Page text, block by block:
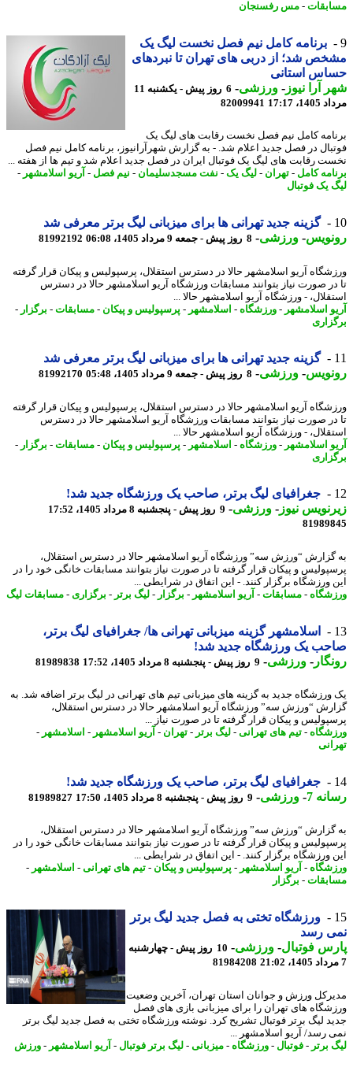
-مس رفسنجان
برنامه کامل نیم فصل نخست لیگ یک
شد؛ از دربی های تهران تا نبردهای
استانی
آرا نیوز-ورزشی-
6 روز پیش - یکشنبه 11
17:17
82009941
کامل نیم فصل نخست رقابت های لیگ یک
در فصل جدید اعلام شد. - به گزارش شهرآرانیوز، برنامه کامل نیم فصل
رقابت های لیگ یک فوتبال ایران در فصل جدید اعلام شد و تیم ها از هفته ...
کامل-تهران- لیگ یک-نفت مسجدسلیمان-نیم فصل-آریو اسلامشهر-
یک فوتبال
گزینه جدید تهرانی ها برای میزبانی لیگ برتر معرفی شد
-ورزشی-8 روز پیش - جمعه 9 مرداد 1405، 06:08 81992192
آریو اسلامشهر حالا در دسترس استقلال، پرسپولیس و پیکان قرار گرفته
صورت نیاز بتوانند مسابقات ورزشگاه آریو اسلامشهر حالا در دسترس
- ورزشگاه آریو اسلامشهر حالا ...
اسلامشهر-ورزشگاه-اسلامشهر-پرسپولیس و پیکان-مسابقات-برگزار -
گزینه جدید تهرانی ها برای میزبانی لیگ برتر معرفی شد
-ورزشی-8 روز پیش - جمعه 9 مرداد 1405، 05:48 81992170
آریو اسلامشهر حالا در دسترس استقلال، پرسپولیس و پیکان قرار گرفته
صورت نیاز بتوانند مسابقات ورزشگاه آریو اسلامشهر حالا در دسترس
- ورزشگاه آریو اسلامشهر حالا ...
اسلامشهر-ورزشگاه-اسلامشهر-پرسپولیس و پیکان-مسابقات-برگزار -
جغرافیای لیگ برتر، صاحب یک ورزشگاه جدید شد!
نیوز-ورزشی-9 روز پیش - پنجشنبه 8 مرداد 1405، 17:52
“ورزش سه” ورزشگاه آریو اسلامشهر حالا در دسترس استقلال،
و پیکان قرار گرفته تا در صورت نیاز بتوانند مسابقات خانگی خود را در
ورزشگاه برگزار کنند. - این اتفاق در شرایطی ...
-مسابقات-آریو اسلامشهر-برگزار - لیگ برتر - برگزاری - مسابقات لیگ
اسلامشهر گزینه میزبانی تهرانی ها/ جغرافیای لیگ برتر،
یک ورزشگاه جدید شد!
-ورزشی-9 روز پیش - پنجشنبه 8 مرداد 1405، 17:52 81989838
جدید به گزینه های میزبانی تیم های تهرانی در لیگ برتر اضافه شد. به
“ورزش سه” ورزشگاه آریو اسلامشهر حالا در دسترس استقلال،
و پیکان قرار گرفته تا در صورت نیاز ...
-تیم های تهرانی- لیگ برتر - تهران- آریو اسلامشهر-اسلامشهر-
جغرافیای لیگ برتر، صاحب یک ورزشگاه جدید شد!
7
-ورزشی-9 روز پیش - پنجشنبه 8 مرداد 1405، 17:50 81989827
“ورزش سه” ورزشگاه آریو اسلامشهر حالا در دسترس استقلال،
و پیکان قرار گرفته تا در صورت نیاز بتوانند مسابقات خانگی خود را در
ورزشگاه برگزار کنند. - این اتفاق در شرایطی ...
-آریو اسلامشهر-پرسپولیس و پیکان-تیم های تهرانی- اسلامشهر-
-برگزار
ورزشگاه تختی به فصل جدید لیگ برتر
رسد
فوتبال-ورزشی-
10 روز پیش - چهارشنبه
81984208
ورزش و جوانان استان تهران، آخرین وضعیت
های تهران را برای میزبانی بازی های فصل
لیگ برتر فوتبال تشریح کرد. نوشته ورزشگاه تختی به فصل جدید لیگ برتر
رسد/ آریو اسلامشهر ...
برتر - فوتبال-ورزشگاه-میزبانی -لیگ برتر فوتبال-آریو اسلامشهر-ورزش